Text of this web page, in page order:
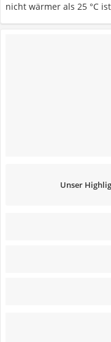
nicht wärmer als 25 °C
Unser